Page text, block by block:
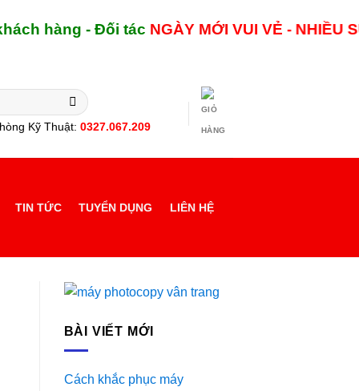
- Đối tácNGÀY MỚIVUI VẺ - NHIỀU SỨC
Kỹ Thuật: 0327.067.209
TIN TỨC TUYỂN DỤNG LIÊN HỆ
BÀI VIẾT MỚI
Cách khắc phục máy